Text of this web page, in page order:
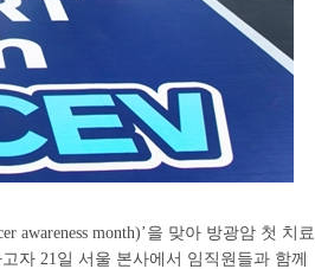
awareness month)’을 맞아 방광암 첫 치료
자 21일 서울 본사에서 임직원들과 함께